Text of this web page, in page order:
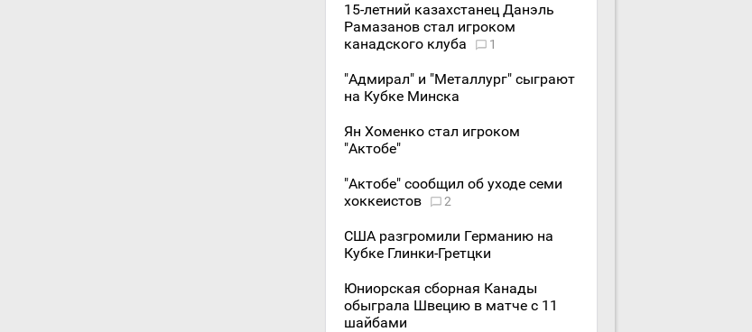
15-летний казахстанец Данэль
Рамазанов стал игроком
канадского клуба
1
"Адмирал" и "Металлург" сыграют
на Кубке Минска
Ян Хоменко стал игроком
"Актобе"
"Актобе" сообщил об уходе семи
хоккеистов
2
США разгромили Германию на
Кубке Глинки-Гретцки
Юниорская сборная Канады
обыграла Швецию в матче с 11
шайбами